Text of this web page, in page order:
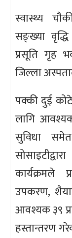
स्वास्थ्य
सङ्ख्या
प्रसूति गृह
जिल्ला
पक्की दुई
लागि
सुविधा
उपकरण,
आवश्यक ३९
हस्तान्तरण